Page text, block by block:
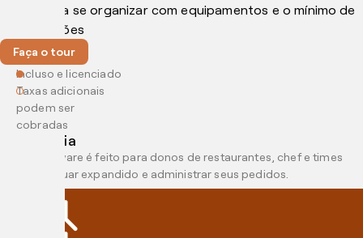
ajudamos a se organizar com equipamentos e o mínimo de
complicações
Faça o tour
Incluso e licenciado
Taxas adicionais
podem ser
cobradas
Tecnologia
Nosso software é feito para donos de restaurantes, chef e times
para continuar expandido e administrar seus pedidos.